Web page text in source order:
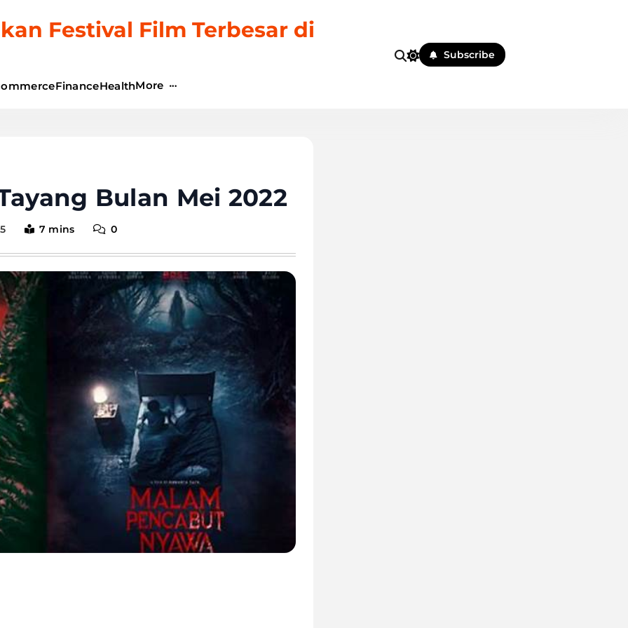
Festival Film Terbesar di
FinanceHealthMore
Subscribe
Bulan Mei 2022
7 mins 0